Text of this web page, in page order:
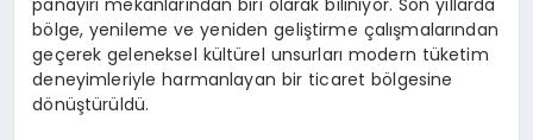
bölge, yenileme ve yeniden geliştirme çalışmalarından
geçerek geleneksel kültürel unsurları modern tüketim
deneyimleriyle harmanlayan bir ticaret bölgesine
dönüştürüldü.